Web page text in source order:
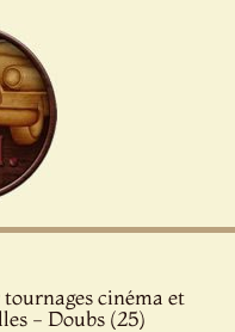
cinéma et
- Doubs (25)